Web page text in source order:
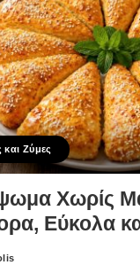
και Ζύμες
Χωρίς
Εύκολα